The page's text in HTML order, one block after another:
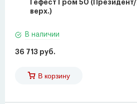
Гефест Гром 50
верх.)
В наличии
36 713 руб.
В корзину